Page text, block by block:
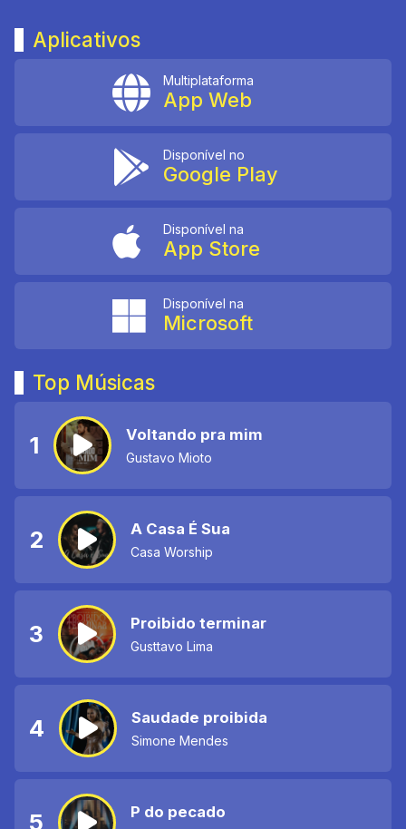
Aplicativos
Multiplataforma
App Web
Disponível no
Google Play
Disponível na
App Store
Disponível na
Microsoft
Top Músicas
1 Voltando pra mim
Gustavo Mioto
2 A Casa É Sua
Casa Worship
3 Proibido terminar
Gusttavo Lima
4 Saudade proibida
Simone Mendes
5 P do pecado